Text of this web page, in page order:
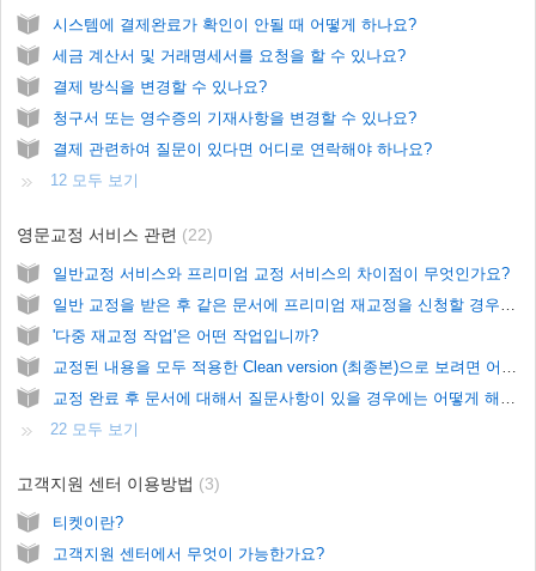
시스템에 결제완료가 확인이 안될 때 어떻게 하나요?
세금 계산서 및 거래명세서를 요청을 할 수 있나요?
결제 방식을 변경할 수 있나요?
청구서 또는 영수증의 기재사항을 변경할 수 있나요?
결제 관련하여 질문이 있다면 어디로 연락해야 하나요?
12 모두 보기
영문교정 서비스 관련 22
일반교정 서비스와 프리미엄 교정 서비스의 차이점이 무엇인가요?
일반 교정을 받은 후 같은 문서에 프리미엄 재교정을 신청할 경우, 교정료는 어떻게 계산되나요?
'다중 재교정 작업'은 어떤 작업입니까?
교정된 내용을 모두 적용한 Clean version (최종본)으로 보려면 어떻게 해야하나요?
교정 완료 후 문서에 대해서 질문사항이 있을 경우에는 어떻게 해야 합니까?
22 모두 보기
고객지원 센터 이용방법 3
티켓이란?
고객지원 센터에서 무엇이 가능한가요?